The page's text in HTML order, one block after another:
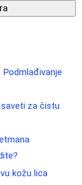
za čistu
kožu lica